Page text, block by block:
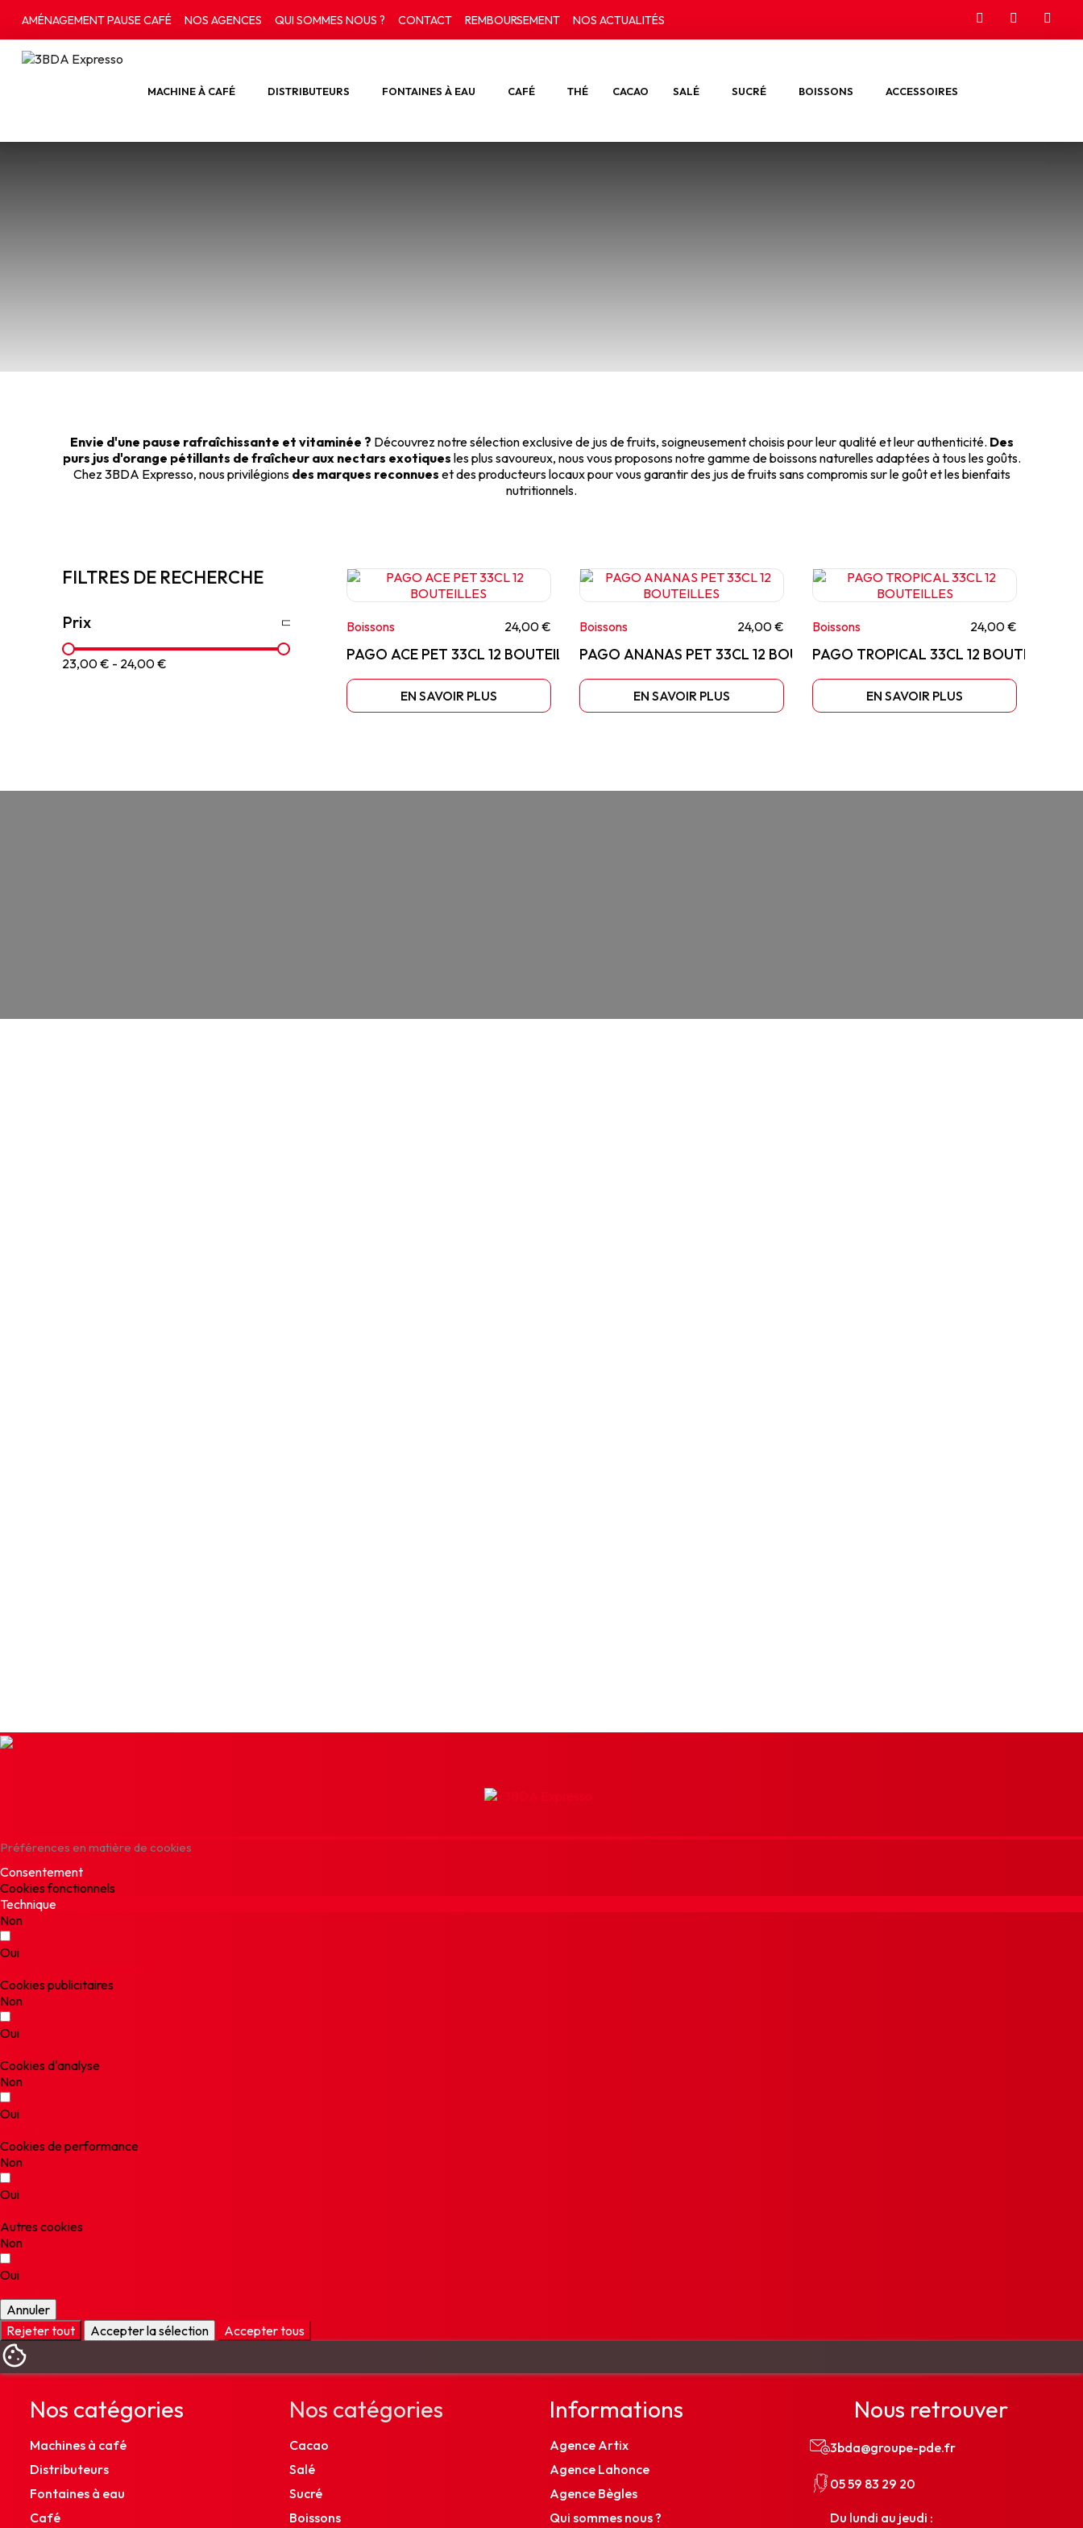
AMÉNAGEMENT PAUSE CAFÉ NOS AGENCES QUI SOMMES NOUS ? CONTACT REMBOURSEMENT NOS ACTUALITÉS
MACHINE À CAFÉ DISTRIBUTEURS FONTAINES À EAU CAFÉ THÉ CACAO SALÉ SUCRÉ BOISSONS ACCESSOIRES
Envie d'une pause rafraîchissante et vitaminée ? Découvrez notre sélection exclusive de jus de fruits, soigneusement choisis pour leur qualité et leur authenticité. Des
purs jus d'orange pétillants de fraîcheur aux nectars exotiques les plus savoureux, nous vous proposons notre gamme de boissons naturelles adaptées à tous les goûts.
Chez 3BDA Expresso, nous privilégions des marques reconnues et des producteurs locaux pour vous garantir des jus de fruits sans compromis sur le goût et les bienfaits
nutritionnels.
FILTRES DE RECHERCHE
Prix
23,00 € - 24,00 €
Boissons 24,00 €
PAGO ACE PET 33CL 12 BOUTEILLES
EN SAVOIR PLUS
Boissons 24,00 €
PAGO ANANAS PET 33CL 12 BOUTEILLES
EN SAVOIR PLUS
Boissons 24,00 €
PAGO TROPICAL 33CL 12 BOUTEILLES
EN SAVOIR PLUS
Préférences en matière de cookies
Consentement
Cookies fonctionnels
Technique
Non
Oui
Cookies publicitaires
Non
Oui
Cookies d'analyse
Non
Oui
Cookies de performance
Non
Oui
Autres cookies
Non
Oui
Annuler
Rejeter tout
Accepter la sélection Accepter tous
Nos catégories
Machines à café
Distributeurs
Fontaines à eau
Café
Nos catégories
Cacao
Salé
Sucré
Boissons
Informations
Agence Artix
Agence Lahonce
Agence Bègles
Qui sommes nous ?
Nous retrouver
3bda@groupe-pde.fr
05 59 83 29 20
Du lundi au jeudi :